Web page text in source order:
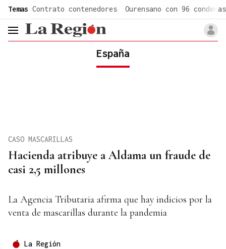
Temas Contrato contenedores Ourensano con 96 condenas
header.menu.open
España
Hacienda atribuye a Aldama un fraude de
casi 2,5 millones
CASO MASCARILLAS
La Agencia Tributaria afirma que hay indicios por la
venta de mascarillas durante la pandemia
La Región